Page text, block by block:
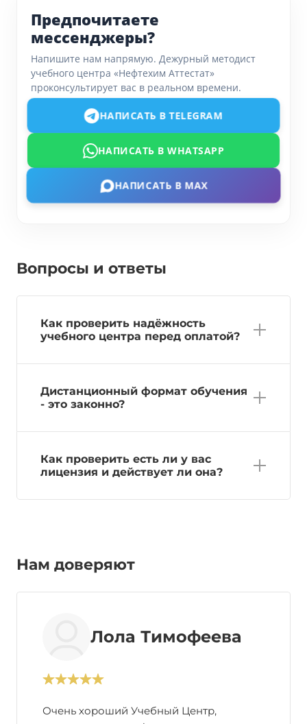
Предпочитаете
мессенджеры?
Напишите нам напрямую. Дежурный методист
учебного центра «Нефтехим Аттестат»
проконсультирует вас в реальном времени.
НАПИСАТЬ В TELEGRAM
НАПИСАТЬ В WHATSAPP
НАПИСАТЬ В MAX
Вопросы и ответы
Как проверить надёжность
учебного центра перед оплатой?
Дистанционный формат обучения
- это законно?
Как проверить есть ли у вас
лицензия и действует ли она?
Нам доверяют
Лола Тимофеева
Очень хороший Учебный Центр,